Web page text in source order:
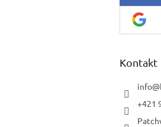
Kontakt
info@
+421